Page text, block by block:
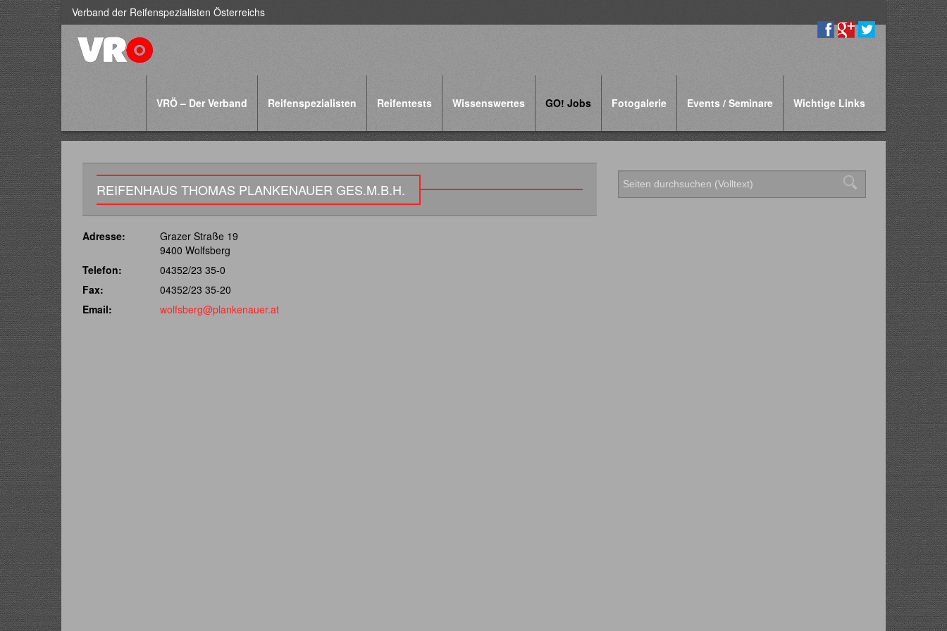
Verband der Reifenspezialisten Österreichs
VRÖ – Der Verband Reifenspezialisten Reifentests Wissenswertes GO! Jobs Fotogalerie Events / Seminare Wichtige Links
REIFENHAUS THOMAS PLANKENAUER GES.M.B.H.
Adresse:
Grazer Straße 19
9400 Wolfsberg
Telefon:
04352/23 35-0
Fax:
04352/23 35-20
Email:
wolfsberg@plankenauer.at